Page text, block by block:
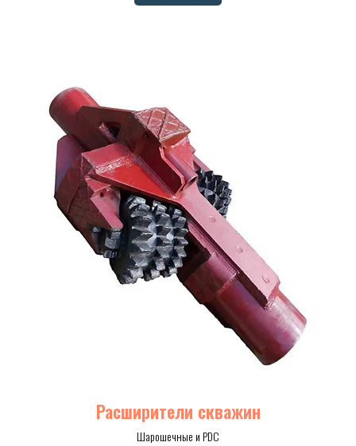
Расширители скважин
Шарошечные и PDC